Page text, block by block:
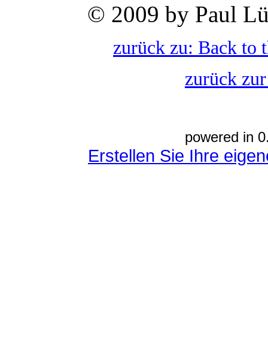
© 2009 by Paul
zurück zu: Back to
zurück
powered in
Erstellen Sie Ihre